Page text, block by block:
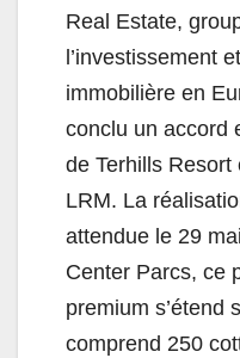
Real Estate,
l’investissement
immobilière en
conclu un accord
de Terhills
LRM. La
attendue le 29
Center Parcs, ce
premium s’étend
comprend 250